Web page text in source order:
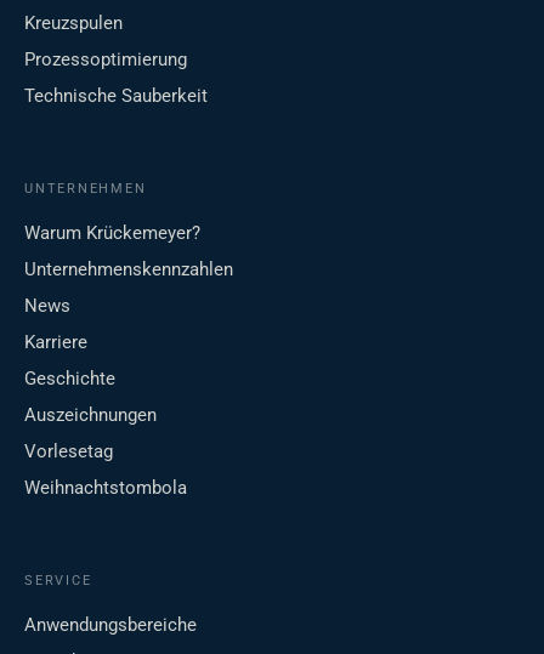
Kreuzspulen
Prozessoptimierung
Technische Sauberkeit
UNTERNEHMEN
Warum Krückemeyer?
Unternehmenskennzahlen
News
Karriere
Geschichte
Auszeichnungen
Vorlesetag
Weihnachtstombola
SERVICE
Anwendungsbereiche